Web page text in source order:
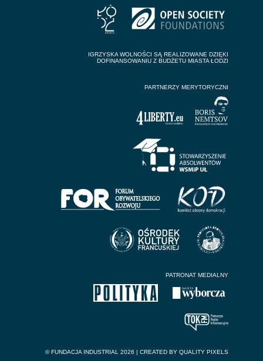
IGRZYSKA WOLNOŚCI SĄ REALIZOWANE DZIĘKI
DOFINANSOWANIU Z BUDŻETU MIASTA ŁODZI
PARTNERZY MERYTORYCZNI
PATRONAT MEDIALNY
© FUNDACJA INDUSTRIAL 2026 | CREATED BY QUALITY PIXELS